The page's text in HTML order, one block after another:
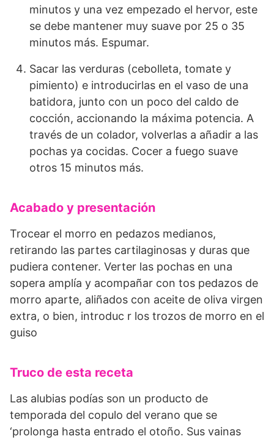
minutos y una vez empezado el hervor, este
se debe mantener muy suave por 25 o 35
minutos más. Espumar.
Sacar las verduras (cebolleta, tomate y
pimiento) e introducirlas en el vaso de una
batidora, junto con un poco del caldo de
cocción, accionando la máxima potencia. A
través de un colador, volverlas a añadir a las
pochas ya cocidas. Cocer a fuego suave
otros 15 minutos más.
Acabado y presentación
Trocear el morro en pedazos medianos,
retirando las partes cartilaginosas y duras que
pudiera contener. Verter las pochas en una
sopera amplía y acompañar con tos pedazos de
morro aparte, aliñados con aceite de oliva virgen
extra, o bien, introduc r los trozos de morro en el
guiso
Truco de esta receta
Las alubias podías son un producto de
temporada del copulo del verano que se
‘prolonga hasta entrado el otoño. Sus vainas